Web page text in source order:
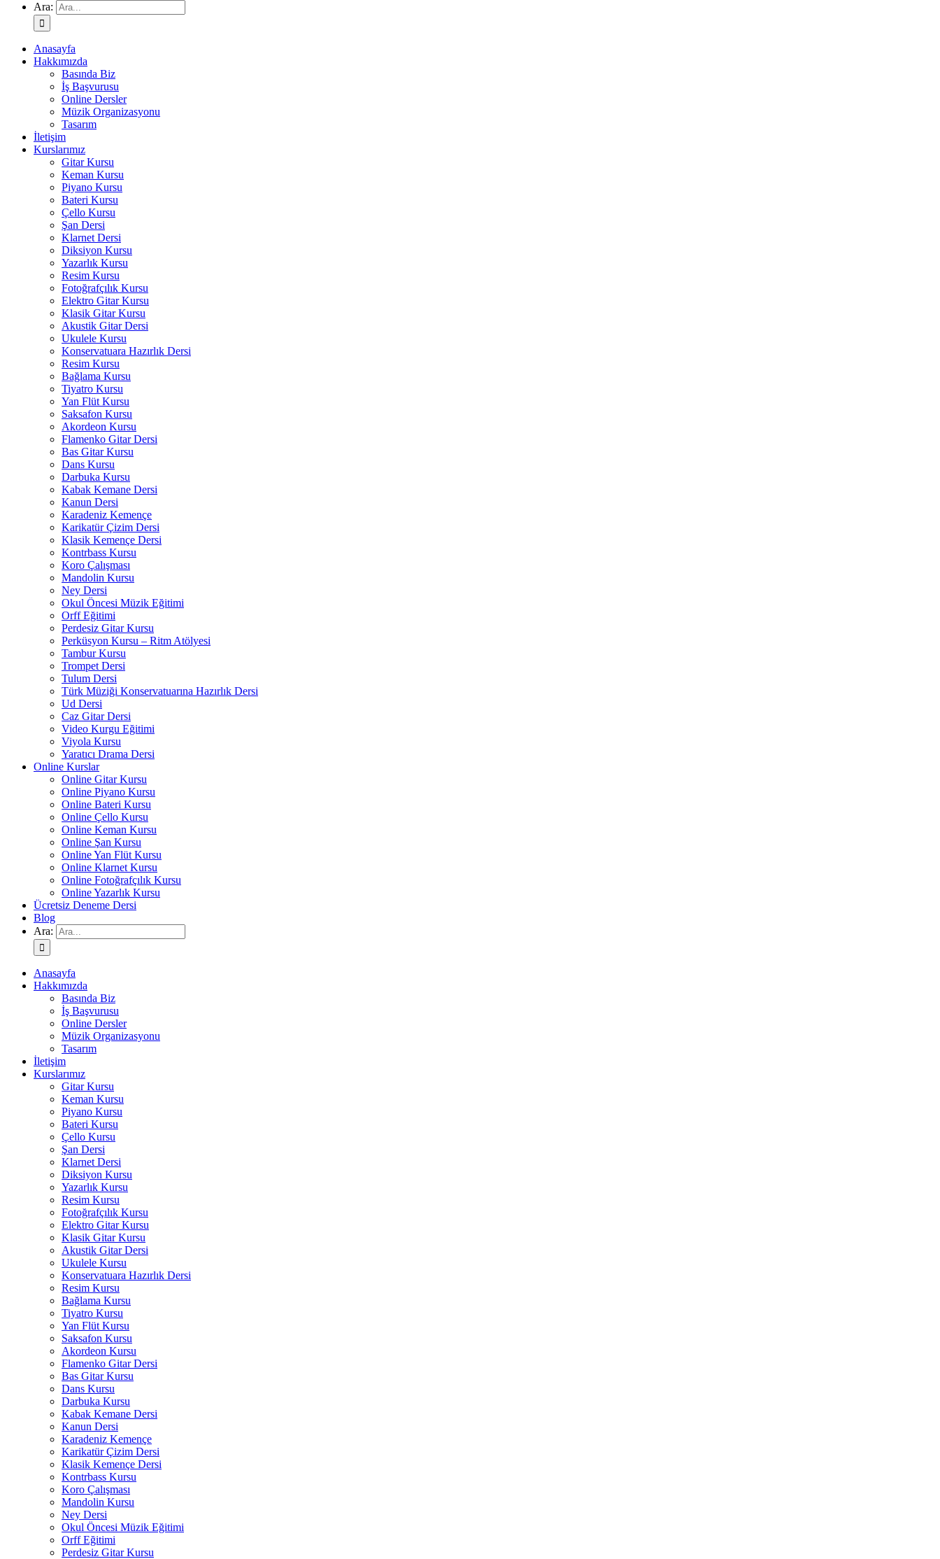
Ara:
Anasayfa
Hakkımızda
Basında Biz
İş Başvurusu
Online Dersler
Müzik Organizasyonu
Tasarım
İletişim
Kurslarımız
Gitar Kursu
Keman Kursu
Piyano Kursu
Bateri Kursu
Çello Kursu
Şan Dersi
Klarnet Dersi
Diksiyon Kursu
Yazarlık Kursu
Resim Kursu
Fotoğrafçılık Kursu
Elektro Gitar Kursu
Klasik Gitar Kursu
Akustik Gitar Dersi
Ukulele Kursu
Konservatuara Hazırlık Dersi
Resim Kursu
Bağlama Kursu
Tiyatro Kursu
Yan Flüt Kursu
Saksafon Kursu
Akordeon Kursu
Flamenko Gitar Dersi
Bas Gitar Kursu
Dans Kursu
Darbuka Kursu
Kabak Kemane Dersi
Kanun Dersi
Karadeniz Kemençe
Karikatür Çizim Dersi
Klasik Kemençe Dersi
Kontrbass Kursu
Koro Çalışması
Mandolin Kursu
Ney Dersi
Okul Öncesi Müzik Eğitimi
Orff Eğitimi
Perdesiz Gitar Kursu
Perküsyon Kursu – Ritm Atölyesi
Tambur Kursu
Trompet Dersi
Tulum Dersi
Türk Müziği Konservatuarına Hazırlık Dersi
Ud Dersi
Caz Gitar Dersi
Video Kurgu Eğitimi
Viyola Kursu
Yaratıcı Drama Dersi
Online Kurslar
Online Gitar Kursu
Online Piyano Kursu
Online Bateri Kursu
Online Çello Kursu
Online Keman Kursu
Online Şan Kursu
Online Yan Flüt Kursu
Online Klarnet Kursu
Online Fotoğrafçılık Kursu
Online Yazarlık Kursu
Ücretsiz Deneme Dersi
Blog
Ara:
Anasayfa
Hakkımızda
Basında Biz
İş Başvurusu
Online Dersler
Müzik Organizasyonu
Tasarım
İletişim
Kurslarımız
Gitar Kursu
Keman Kursu
Piyano Kursu
Bateri Kursu
Çello Kursu
Şan Dersi
Klarnet Dersi
Diksiyon Kursu
Yazarlık Kursu
Resim Kursu
Fotoğrafçılık Kursu
Elektro Gitar Kursu
Klasik Gitar Kursu
Akustik Gitar Dersi
Ukulele Kursu
Konservatuara Hazırlık Dersi
Resim Kursu
Bağlama Kursu
Tiyatro Kursu
Yan Flüt Kursu
Saksafon Kursu
Akordeon Kursu
Flamenko Gitar Dersi
Bas Gitar Kursu
Dans Kursu
Darbuka Kursu
Kabak Kemane Dersi
Kanun Dersi
Karadeniz Kemençe
Karikatür Çizim Dersi
Klasik Kemençe Dersi
Kontrbass Kursu
Koro Çalışması
Mandolin Kursu
Ney Dersi
Okul Öncesi Müzik Eğitimi
Orff Eğitimi
Perdesiz Gitar Kursu